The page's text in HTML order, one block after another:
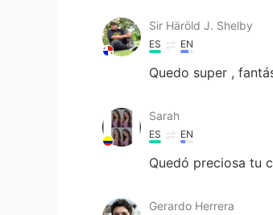
Sir Häröld J. Shelby
ES EN
Quedo super ,
Sarah
ES EN
Quedó preciosa tu
Gerardo Herrera